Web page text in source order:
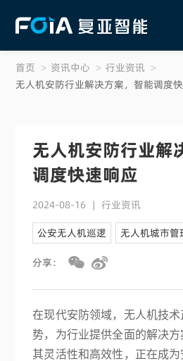
首页
DaaS低空智网服务
行业解决方案
低空应用典型案例
关于复亚
首页 > 资讯中心 > 行业资讯 >
无人机安防行业解决方案，智能调度
无人机安防行业解
调度快速响应
2024-08-16 | 行业资讯
公安无人机巡逻 无人机城市管
分享：
在现代安防领域，无人机技
势，为行业提供全面的解决方
其灵活性和高效性，正在成